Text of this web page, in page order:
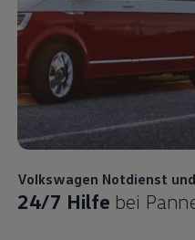
Volkswagen Notdienst
24/7 Hilfe bei